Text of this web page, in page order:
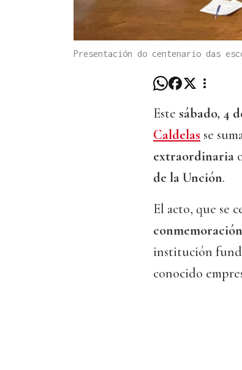
Presentación do centenario das
Este sábado, 4
Caldelas se
extraordinaria
de la Unción.
El acto, que se
institución
conocido